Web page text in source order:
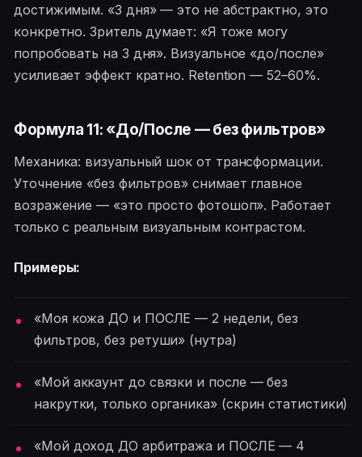
достижимым. «3 дня» — это не абстрактно, это
конкретно. Зритель думает: «Я тоже могу
попробовать на 3 дня». Визуальное «до/после»
усиливает эффект кратно. Retention — 52–60%.
Формула 11: «До/После — без фильтров»
Механика: визуальный шок от трансформации.
Уточнение «без фильтров» снимает главное
возражение — «это просто фотошоп». Работает
только с реальным визуальным контрастом.
Примеры:
«Моя кожа ДО и ПОСЛЕ — 2 недели, без
фильтров, без ретуши» (нутра)
«Мой аккаунт до связки и после — без
накрутки, только органика» (скрин статистики)
«Мой доход ДО арбитража и ПОСЛЕ — 4